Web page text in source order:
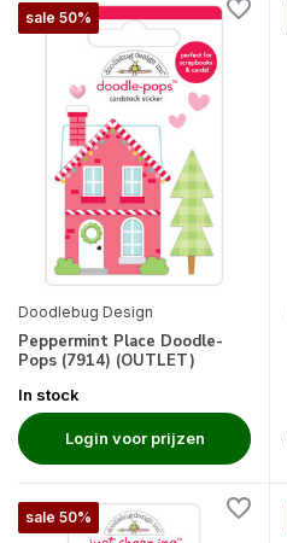
sale 50%
Doodlebug Design
Peppermint Place Doodle-
Pops (7914) (OUTLET)
In stock
Login voor prijzen
sale 50%